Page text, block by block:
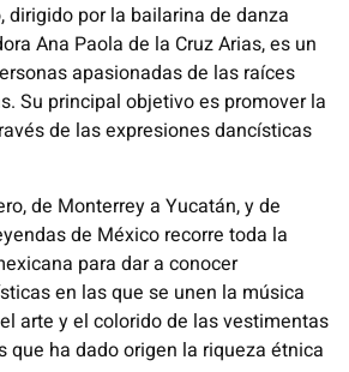
dirigido por la bailarina de danza
Ana Paola de la Cruz Arias, es un
apasionadas de las raíces
Su principal objetivo es promover la
de las expresiones dancísticas
de Monterrey a Yucatán, y de
de México recorre toda la
para dar a conocer
en las que se unen la música
arte y el colorido de las vestimentas
que ha dado origen la riqueza étnica